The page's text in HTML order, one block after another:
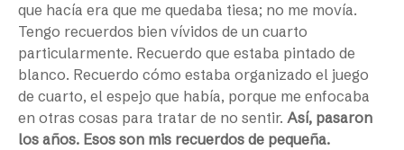
que hacía era que me quedaba tiesa; no me movía.
Tengo recuerdos bien vívidos de un cuarto
particularmente. Recuerdo que estaba pintado de
blanco. Recuerdo cómo estaba organizado el juego
de cuarto, el espejo que había, porque me enfocaba
en otras cosas para tratar de no sentir. Así, pasaron
los años. Esos son mis recuerdos de pequeña.